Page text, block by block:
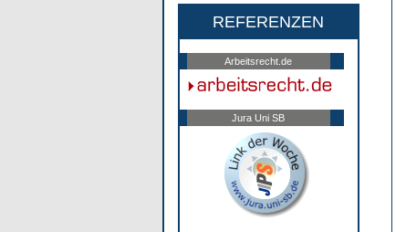
REFERENZEN
Arbeitsrecht.de
Jura Uni SB